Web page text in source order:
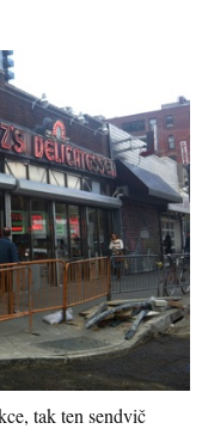
tak ten sendvič